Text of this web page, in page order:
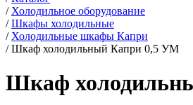
/ Холодильное оборудование
/Шкафы холодильные
/ Холодильные шкафы Капри
/Шкаф холодильный Капри 0,5 УМ
Шкаф